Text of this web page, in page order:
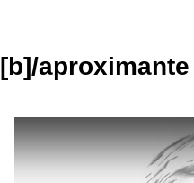
[b]/aproximante